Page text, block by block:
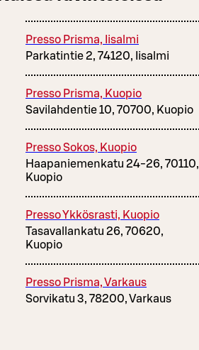
Presso Prisma, Iisalmi
Parkatintie 2, 74120, Iisalmi
Presso Prisma, Kuopio
Savilahdentie 10, 70700, Kuopio
Presso Sokos, Kuopio
Haapaniemenkatu 24-26, 70110,
Kuopio
Presso Ykkösrasti, Kuopio
Tasavallankatu 26, 70620,
Kuopio
Presso Prisma, Varkaus
Sorvikatu 3, 78200, Varkaus